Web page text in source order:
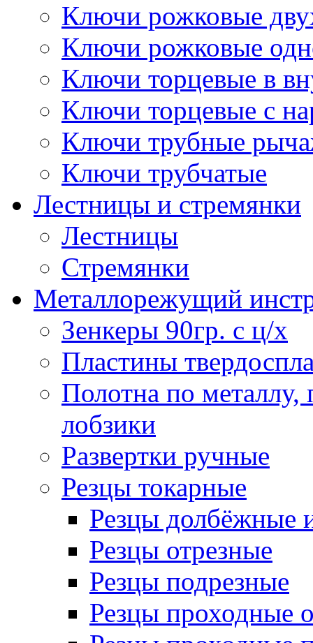
Ключи рожковые
Ключи рожковые
Ключи торцевые в
Ключи торцевые с
Ключи трубные
Ключи трубчатые
Лестницы и стремянки
Лестницы
Стремянки
Металлорежущий
Зенкеры 90гр. с ц/х
Пластины
Полотна по
лобзики
Развертки ручные
Резцы токарные
Резцы долбёжные
Резцы отрезные
Резцы подрезные
Резцы проходные